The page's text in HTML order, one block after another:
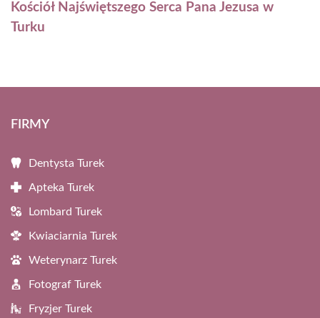
Kościół Najświętszego Serca Pana Jezusa w
Turku
FIRMY
Dentysta Turek
Apteka Turek
Lombard Turek
Kwiaciarnia Turek
Weterynarz Turek
Fotograf Turek
Fryzjer Turek